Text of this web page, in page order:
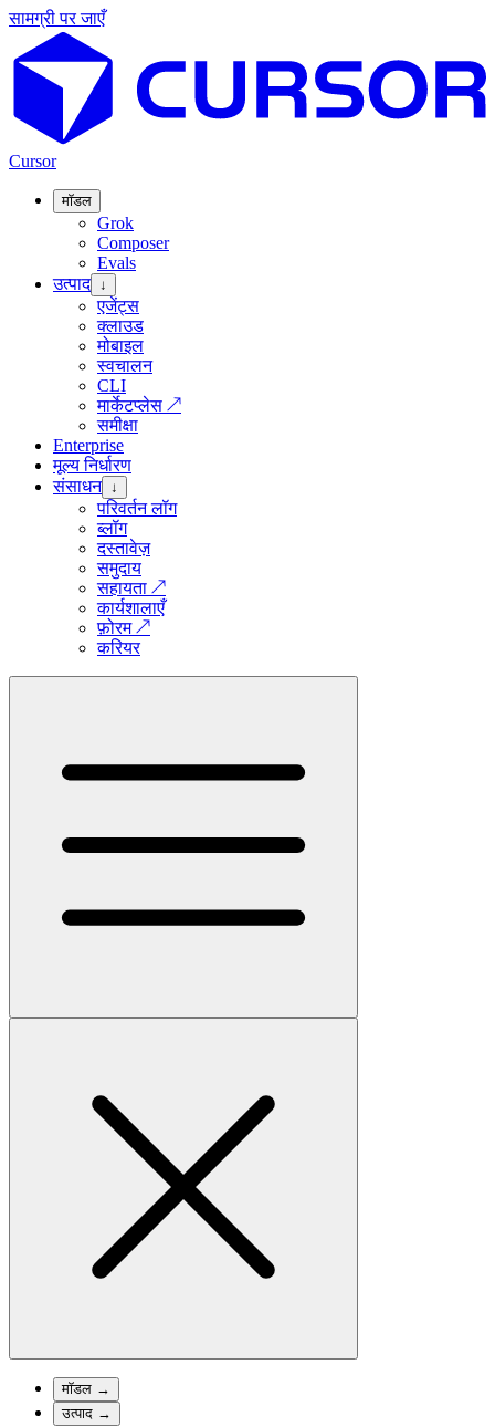
सामग्री पर जाएँ
Cursor
मॉडल
Grok
Composer
Evals
उत्पाद ↓
एजेंट्स
क्लाउड
मोबाइल
स्वचालन
CLI
मार्केटप्लेस ↗
समीक्षा
Enterprise
मूल्य निर्धारण
संसाधन ↓
परिवर्तन लॉग
ब्लॉग
दस्तावेज़
समुदाय
सहायता ↗
कार्यशालाएँ
फ़ोरम↗
करियर
मॉडल →
उत्पाद →